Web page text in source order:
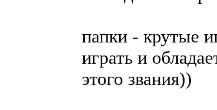
папки - крутые
играть и
этого звания))